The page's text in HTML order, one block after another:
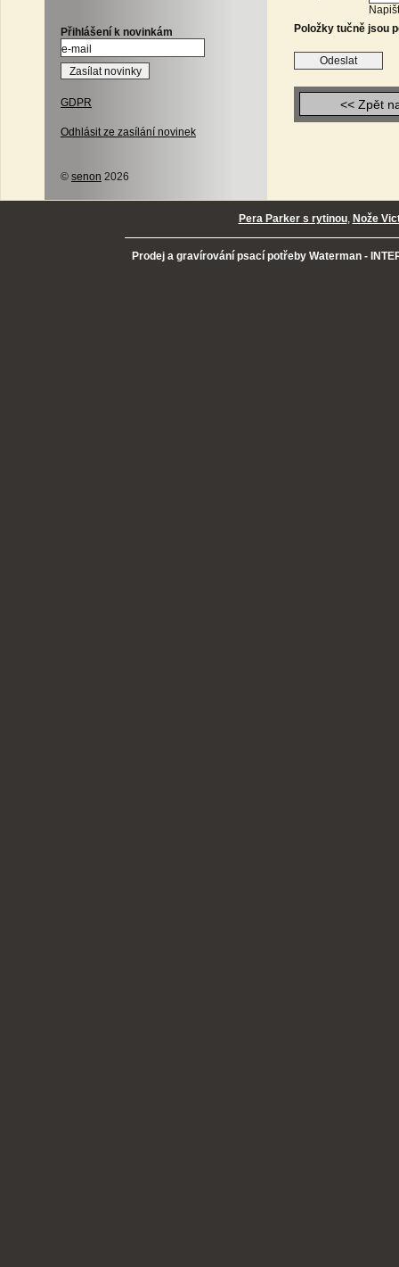
Přihlášení k novinkám
GDPR
Odhlásit ze zasílání novinek
© senon 2026
Položky tučně jsou
<< Zpět
Pera Parker s rytinou, Nože
Prodej a gravírování psací potřeby Waterman -